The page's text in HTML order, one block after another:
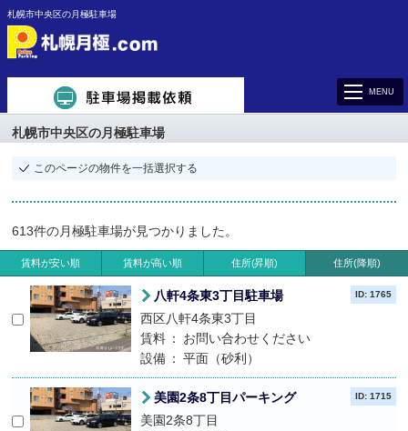
札幌市中央区の月極駐車場
MENU
札幌市中央区の月極駐車場
このページの物件を一括選択する
613件の月極駐車場が見つかりました。
賃料が安い順 賃料が高い順 住所(昇順) 住所(降順)
八軒4条東3丁目駐車場
西区八軒4条東3丁目
賃料
お問い合わせください
設備
平面（砂利）
ID: 1765
美園2条8丁目パーキング
美園2条8丁目
ID: 1715